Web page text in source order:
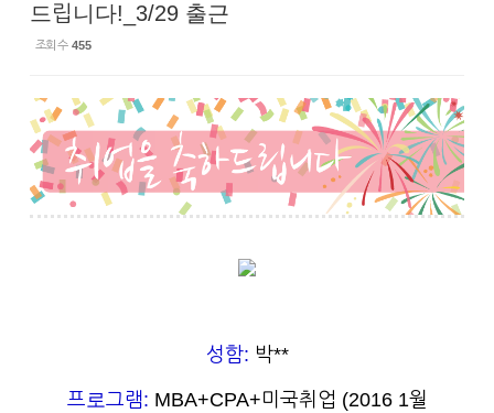
드립니다!_3/29 출근
조회 수 455
성함: 박**
프로그램: MBA+CPA+미국취업 (2016 1월